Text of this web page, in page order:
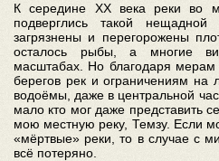
К середине XX века реки во
подверглись такой
загрязнены и перегорожены
осталось рыбы, а многие
масштабах. Но благодаря мерам
берегов рек и ограничениям на
водоёмы, даже в центральной
мало кто мог даже представить
мою местную реку, Темзу. Если
«мёртвые» реки, то в случае с
всё потеряно.